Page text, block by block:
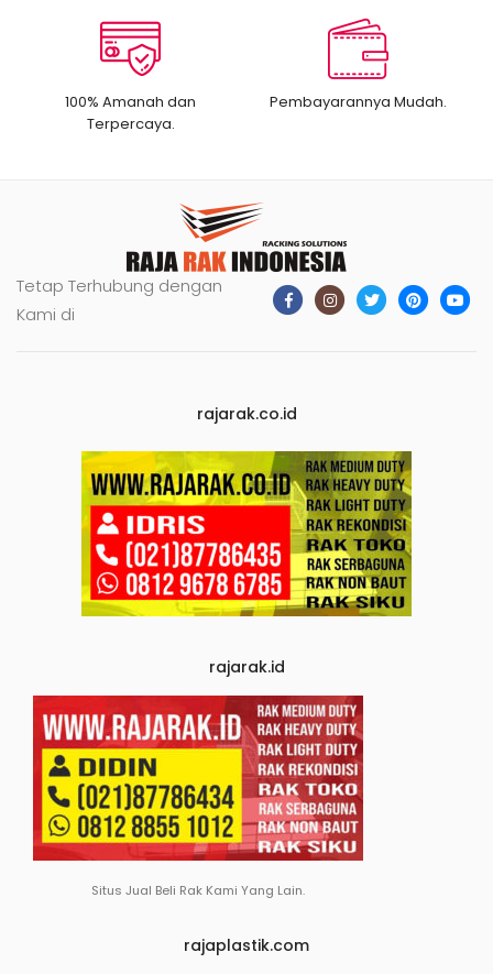
100% Amanah dan
Terpercaya.
Pembayarannya Mudah.
Tetap Terhubung dengan
Kami di
rajarak.co.id
rajarak.id
Situs Jual Beli Rak Kami Yang Lain.
rajaplastik.com